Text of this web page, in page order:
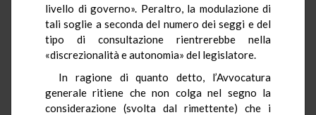
livello di governo». Peraltro, la modulazione di
tali soglie a seconda del numero dei seggi e del
tipo di consultazione rientrerebbe nella
«discrezionalità e autonomia» del legislatore.
In ragione di quanto detto, l’Avvocatura
generale ritiene che non colga nel segno la
considerazione (svolta dal rimettente) che i